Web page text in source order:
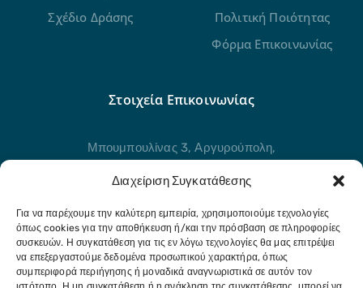
Διαχείριση Συγκατάθεσης
Για να παρέχουμε την καλύτερη εμπειρία, χρησιμοποιούμε τεχνολογίες
όπως cookies για την αποθήκευση ή/και την πρόσβαση σε πληροφορίες
συσκευών. Η συγκατάθεση για τις εν λόγω τεχνολογίες θα μας επιτρέψει
να επεξεργαστούμε δεδομένα προσωπικού χαρακτήρα, όπως
συμπεριφορά περιήγησης ή μοναδικά αναγνωριστικά σε αυτόν τον
Σχέδιο Δράσης
Πολιτική Ποιότητας
Φόρμα Επικοινωνίας
Στοιχεία Επικοινωνίας
Μπουμπουλίνας 3, Αργυρούπολη,
Στείλτε μας μήνυμα
info@eldap.gr